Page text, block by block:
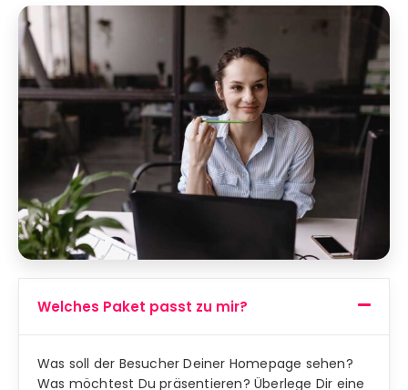
Welches Paket passt zu mir?
Was soll der Besucher Deiner Homepage sehen?
Was möchtest Du präsentieren? Überlege Dir eine